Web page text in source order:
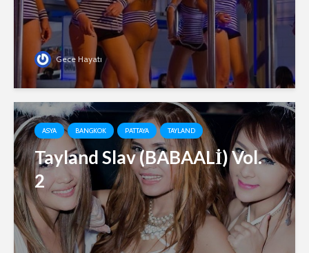
Gece Hayatı
ASYA BANGKOK PATTAYA TAYLAND
Tayland Slav (BABAALİ) Vol.
2